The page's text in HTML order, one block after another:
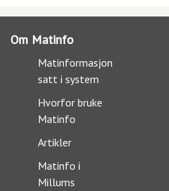
Om Matinfo
Matinformasjon
satt i system
Hvorfor bruke
Matinfo
Artikler
Matinfo i
Millums